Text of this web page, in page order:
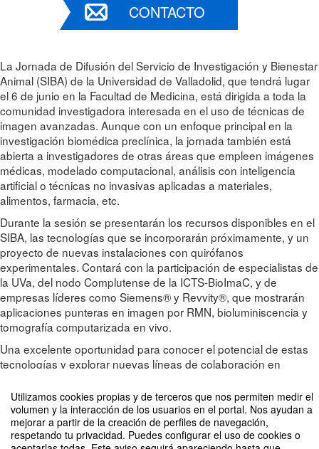
Utilizamos cookies propias y de terceros que nos permiten medir el
volumen y la interacción de los usuarios en el portal. Nos ayudan a
mejorar a partir de la creación de perfiles de navegación,
respetando tu privacidad. Puedes configurar el uso de cookies o
CONTACTO
La Jornada de Difusión del Servicio de Investigación y Bienestar
Animal (SIBA) de la Universidad de Valladolid, que tendrá lugar
el 6 de junio en la Facultad de Medicina, está dirigida a toda la
comunidad investigadora interesada en el uso de técnicas de
imagen avanzadas. Aunque con un enfoque principal en la
investigación biomédica preclínica, la jornada también está
abierta a investigadores de otras áreas que empleen imágenes
médicas, modelado computacional, análisis con inteligencia
artificial o técnicas no invasivas aplicadas a materiales,
alimentos, farmacia, etc.
Durante la sesión se presentarán los recursos disponibles en el
SIBA, las tecnologías que se incorporarán próximamente, y un
proyecto de nuevas instalaciones con quirófanos
experimentales. Contará con la participación de especialistas de
la UVa, del nodo Complutense de la ICTS-BioImaC, y de
empresas líderes como Siemens® y Revvity®, que mostrarán
aplicaciones punteras en imagen por RMN, bioluminiscencia y
tomografía computarizada en vivo.
Una excelente oportunidad para conocer el potencial de estas
tecnologías y explorar nuevas líneas de colaboración en